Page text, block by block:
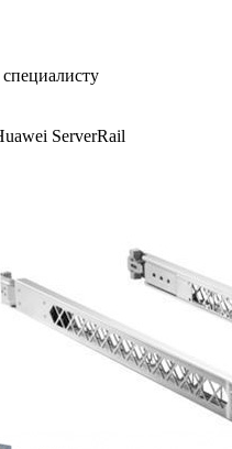
ServerRail